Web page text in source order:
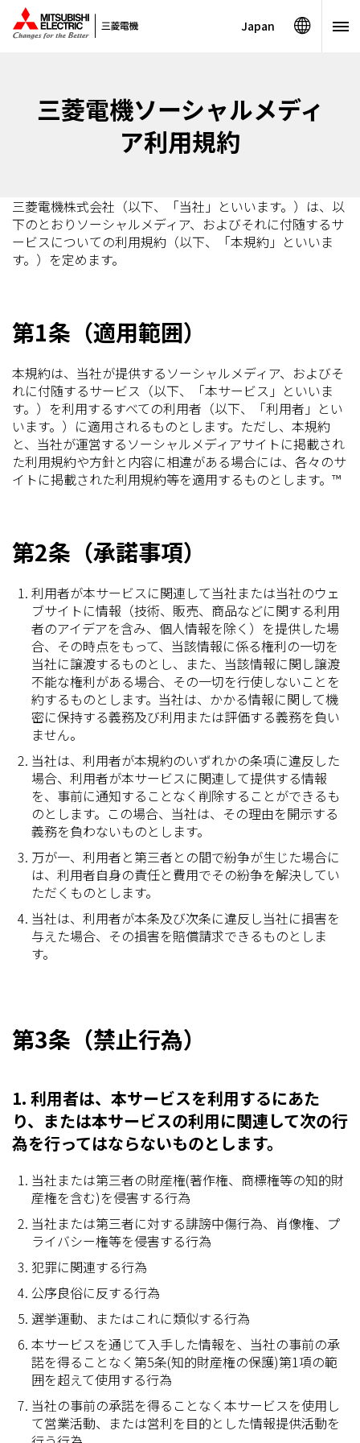
Japan
三菱電機ソーシャルメディ
ア利用規約
三菱電機株式会社（以下、「当社」といいます。）は、以
下のとおりソーシャルメディア、およびそれに付随するサ
ービスについての利用規約（以下、「本規約」といいま
す。）を定めます。
第1条（適用範囲）
本規約は、当社が提供するソーシャルメディア、およびそ
れに付随するサービス（以下、「本サービス」といいま
す。）を利用するすべての利用者（以下、「利用者」とい
います。）に適用されるものとします。ただし、本規約
と、当社が運営するソーシャルメディアサイトに掲載され
た利用規約や方針と内容に相違がある場合には、各々のサ
イトに掲載された利用規約等を適用するものとします。™
第2条（承諾事項）
利用者が本サービスに関連して当社または当社のウェ
ブサイトに情報（技術、販売、商品などに関する利用
者のアイデアを含み、個人情報を除く）を提供した場
合、その時点をもって、当該情報に係る権利の一切を
当社に譲渡するものとし、また、当該情報に関し譲渡
不能な権利がある場合、その一切を行使しないことを
約するものとします。当社は、かかる情報に関して機
密に保持する義務及び利用または評価する義務を負い
ません。
当社は、利用者が本規約のいずれかの条項に違反した
場合、利用者が本サービスに関連して提供する情報
を、事前に通知することなく削除することができるも
のとします。この場合、当社は、その理由を開示する
義務を負わないものとします。
万が一、利用者と第三者との間で紛争が生じた場合に
は、利用者自身の責任と費用でその紛争を解決してい
ただくものとします。
当社は、利用者が本条及び次条に違反し当社に損害を
与えた場合、その損害を賠償請求できるものとしま
す。
第3条（禁止行為）
1. 利用者は、本サービスを利用するにあた
り、または本サービスの利用に関連して次の行
為を行ってはならないものとします。
当社または第三者の財産権(著作権、商標権等の知的財
産権を含む)を侵害する行為
当社または第三者に対する誹謗中傷行為、肖像権、プ
ライバシー権等を侵害する行為
犯罪に関連する行為
公序良俗に反する行為
選挙運動、またはこれに類似する行為
本サービスを通じて入手した情報を、当社の事前の承
諾を得ることなく第5条(知的財産権の保護)第1項の範
囲を超えて使用する行為
当社の事前の承諾を得ることなく本サービスを使用し
て営業活動、または営利を目的とした情報提供活動を